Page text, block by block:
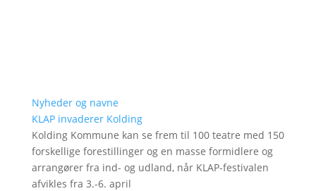
Nyheder og navne
KLAP invaderer Kolding
Kolding Kommune kan se frem til 100 teatre med 150
forskellige forestillinger og en masse formidlere og
arrangører fra ind- og udland, når KLAP-festivalen
afvikles fra 3.-6. april